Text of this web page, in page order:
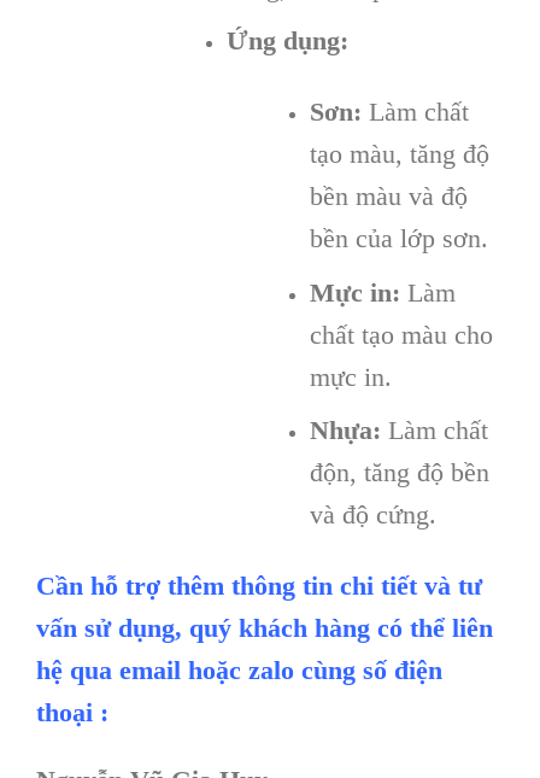
Ứng dụng:
Sơn: Làm chất
tạo màu, tăng độ
bền màu và độ
bền của lớp sơn.
Mực in: Làm
chất tạo màu cho
mực in.
Nhựa: Làm chất
độn, tăng độ bền
và độ cứng.
Cần hỗ trợ thêm thông tin chi tiết và tư
vấn sử dụng, quý khách hàng có thể liên
hệ qua email hoặc zalo cùng số điện
thoại :